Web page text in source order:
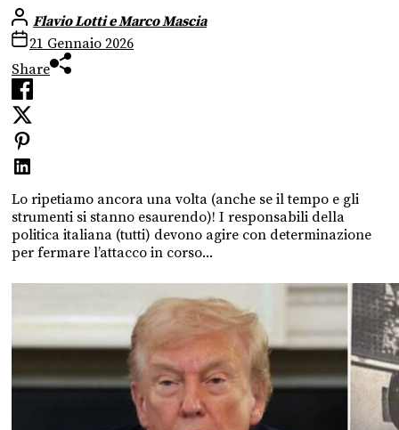
Flavio Lotti e Marco Mascia
21 Gennaio 2026
Share
Lo ripetiamo ancora una volta (anche se il tempo e gli
strumenti si stanno esaurendo)! I responsabili della
politica italiana (tutti) devono agire con determinazione
per fermare l’attacco in corso...